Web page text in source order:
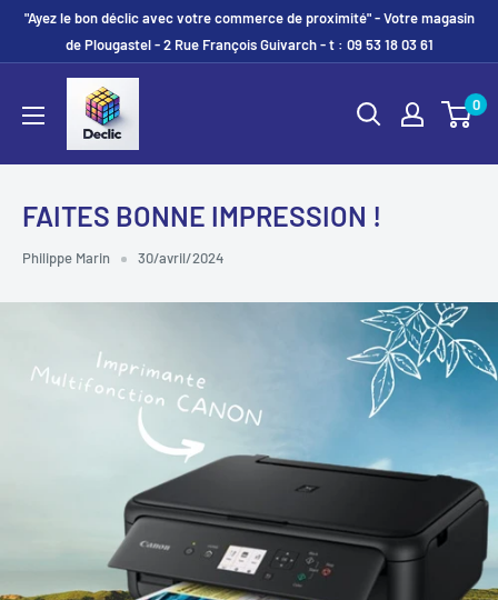
"Ayez le bon déclic avec votre commerce de proximité" - Votre magasin
de Plougastel - 2 Rue François Guivarch - t : 09 53 18 03 61
0
FAITES BONNE IMPRESSION !
Philippe Marin 30/avril/2024